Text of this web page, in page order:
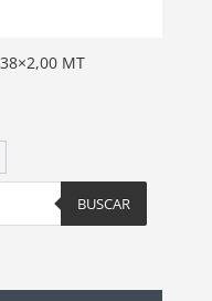
38×2,00 MT
BUSCAR